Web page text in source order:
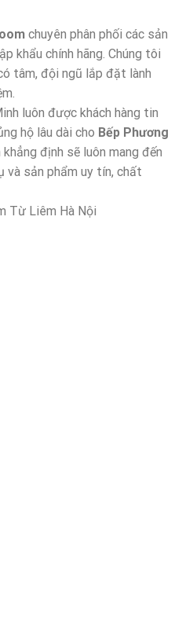
chuyên phân phối các sản
khẩu chính hãng. Chúng tôi
tâm, đội ngũ lắp đặt lành
luôn được khách hàng tin
hộ lâu dài cho Bếp Phương
định sẽ luôn mang đến
và sản phẩm uy tín, chất
Từ Liêm Hà Nội